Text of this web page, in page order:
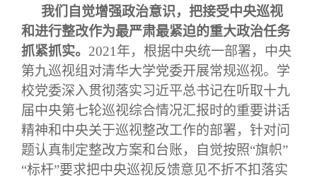
我们自觉增强政治意识，把接受中央巡视
和进行整改作为最严肃最紧迫的重大政治任务
抓紧抓实。 2021 年，根据中央统一部署，中央
第九巡视组对清华大学党委开展常规巡视。学
校党委深入贯彻落实习近平总书记在听取十九
届中央第七轮巡视综合情况汇报时的重要讲话
精神和中央关于巡视整改工作的部署，针对问
题认真制定整改方案和台账，自觉按照“旗帜”
“标杆”要求把中央巡视反馈意见不折不扣落实